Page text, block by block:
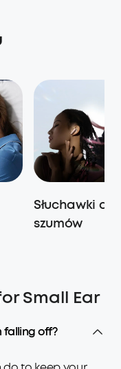
Słuchawki
szumów
Small Ear
falling off?